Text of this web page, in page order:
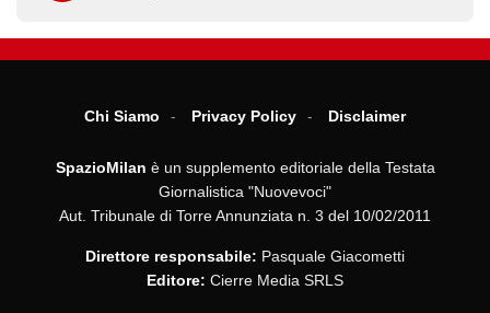
Chi Siamo Privacy Policy Disclaimer
SpazioMilan è un supplemento editoriale della Testata
Giornalistica "Nuovevoci"
Aut. Tribunale di Torre Annunziata n. 3 del 10/02/2011
Direttore responsabile: Pasquale Giacometti
Editore: Cierre Media SRLS